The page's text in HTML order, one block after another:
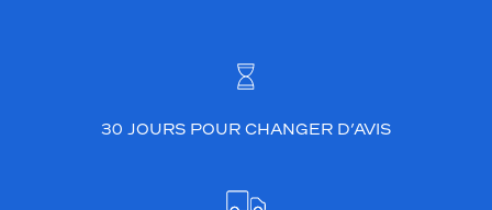
30 JOURS POUR CHANGER D’AVIS